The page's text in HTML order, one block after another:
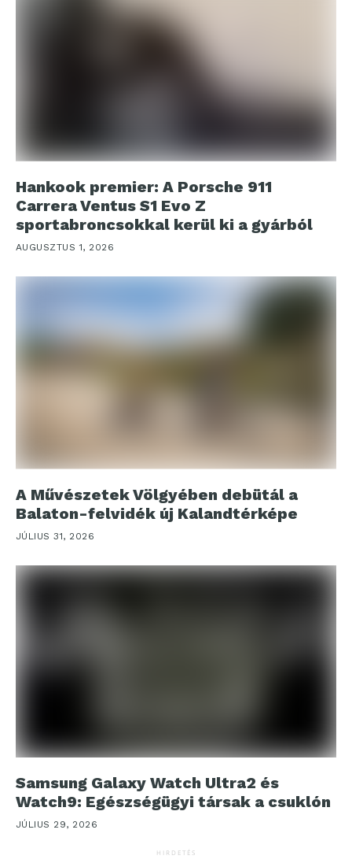
Hankook premier: A Porsche 911
Carrera Ventus S1 Evo Z
sportabroncsokkal kerül ki a gyárból
AUGUSZTUS 1, 2026
A Művészetek Völgyében debütál a
Balaton-felvidék új Kalandtérképe
JÚLIUS 31, 2026
Samsung Galaxy Watch Ultra2 és
Watch9: Egészségügyi társak a csuklón
JÚLIUS 29, 2026
HIRDETÉS